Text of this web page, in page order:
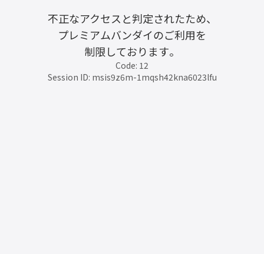
不正なアクセスと判定されたため、
プレミアムバンダイのご利用を
制限しております。
Code: 12
Session ID: msis9z6m-1mqsh42kna6023lfu